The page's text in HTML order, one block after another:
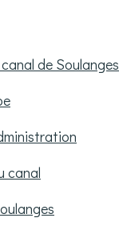
de Soulanges
canal